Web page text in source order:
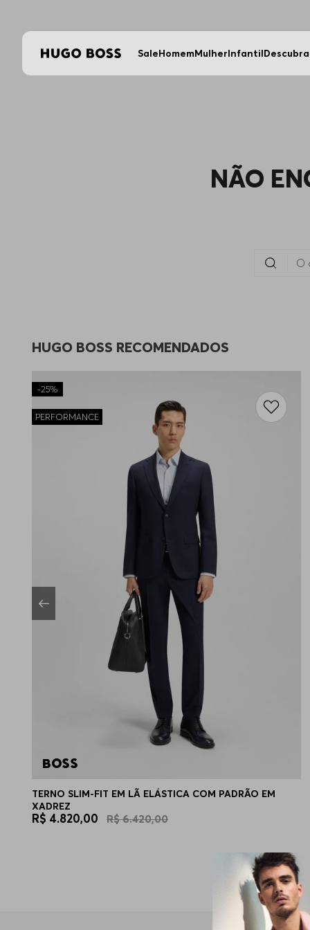
SaleHomemMulherInfantilDescubra
NÃO
O que
HUGO BOSS RECOMENDADOS
-25%
PERFORMANCE
TERNO SLIM-FIT EM LÃ ELÁSTICA COM PADRÃO EM
XADREZ
R$ 4.820,00 R$ 6.420,00